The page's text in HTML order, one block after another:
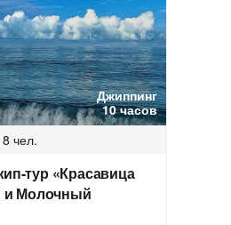
Джиппинг
10 часов
чел.
тур «Красавица
и Молочный